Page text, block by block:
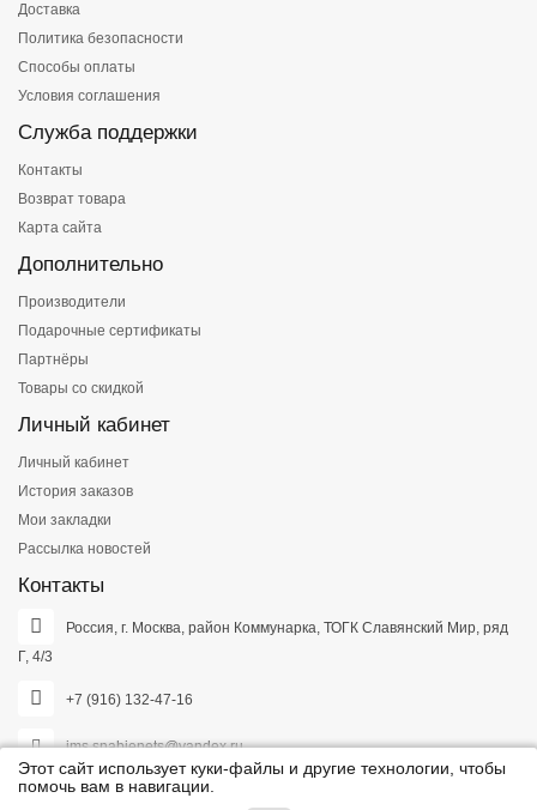
Доставка
Политика безопасности
Способы оплаты
Условия соглашения
Служба поддержки
Контакты
Возврат товара
Карта сайта
Дополнительно
Производители
Подарочные сертификаты
Партнёры
Товары со скидкой
Личный кабинет
Личный кабинет
История заказов
Мои закладки
Рассылка новостей
Контакты
Россия, г. Москва, район Коммунарка, ТОГК Славянский Мир, ряд
Г, 4/3
+7 (916) 132-47-16
ims.snabjenets@yandex.ru
Этот сайт использует куки-файлы и другие технологии, чтобы
помочь вам в навигации.